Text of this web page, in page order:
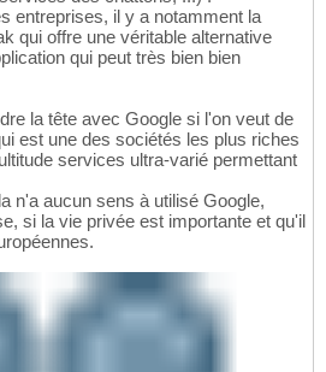
entreprises, il y a notamment la
qui offre une véritable alternative
qui peut très bien bien
la tête avec Google si l'on veut de
est une des sociétés les plus riches
services ultra-varié permettant
n'a aucun sens à utilisé Google,
si la vie privée est importante et qu'il